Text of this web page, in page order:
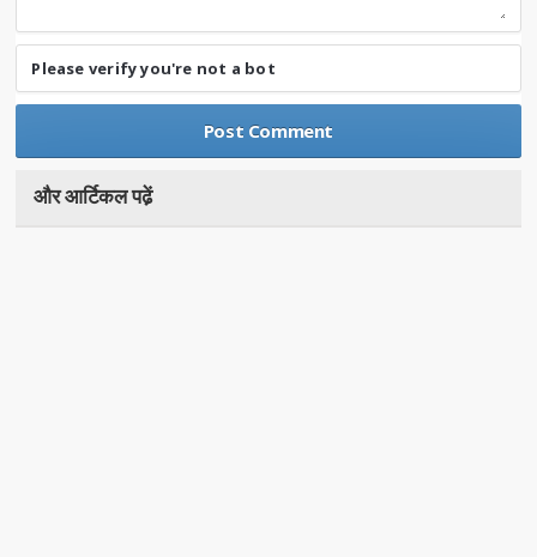
Please verify you're not a bot
और आर्टिकल पढे़ं